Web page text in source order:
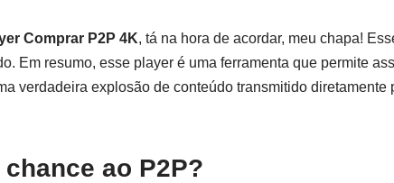
Comprar P2P 4K, tá na hora de acordar, meu chapa!
Em resumo, esse player é uma ferramenta que permite
verdadeira explosão de conteúdo transmitido diretamente
ao P2P?